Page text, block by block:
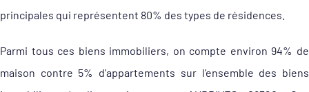
principales qui représentent 80% des types de résidences.
Parmi tous ces biens immobiliers, on compte environ 94% de
maison contre 5% d'appartements sur l'ensemble des biens